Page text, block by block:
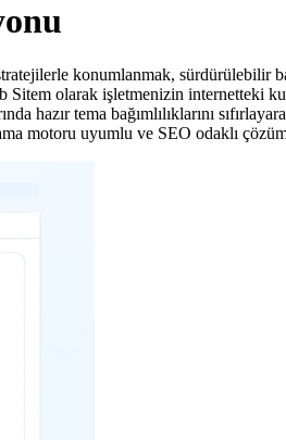
konumlanmak, sürdürülebilir
Sitem olarak işletmenizin internetteki
tema bağımlılıklarını
motoru uyumlu ve SEO odaklı